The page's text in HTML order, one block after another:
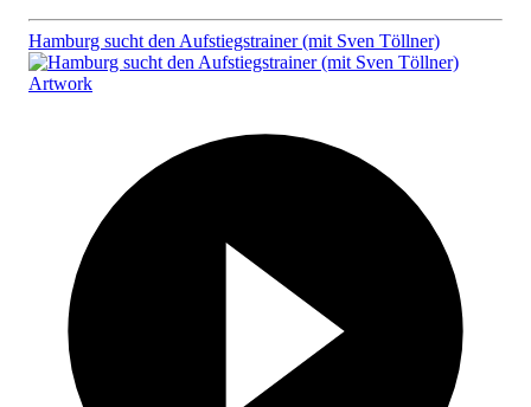
Hamburg sucht den Aufstiegstrainer (mit Sven Töllner)